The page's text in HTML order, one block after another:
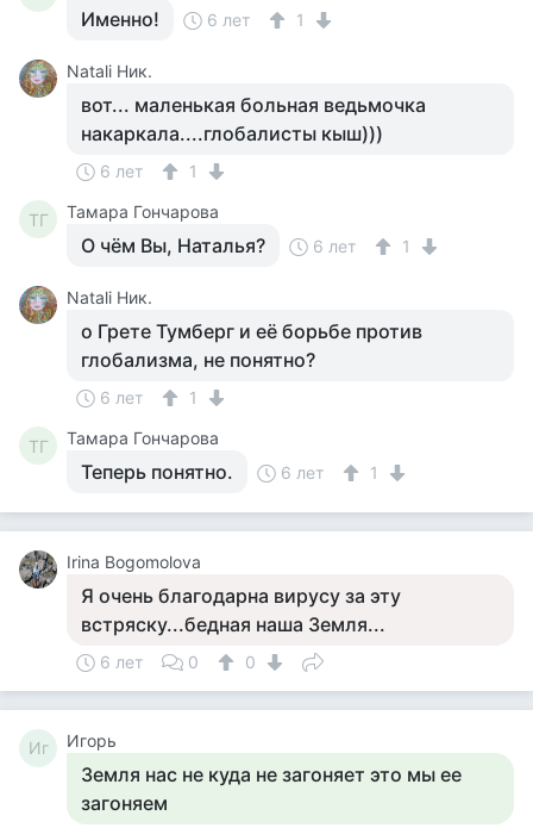
Именно! 6 лет 1
Natali Ник.
вот... маленькая больная ведьмочка
накаркала....глобалисты кыш)))
6 лет 1
ТГ Тамара Гончарова
О чём Вы, Наталья? 6 лет 1
Natali Ник.
о Грете Тумберг и её борьбе против
глобализма, не понятно?
6 лет 1
ТГ Тамара Гончарова
Теперь понятно. 6 лет 1
Irina Bogomolova
Я очень благодарна вирусу за эту
встряску...бедная наша Земля...
6 лет 0 0
Иг Игорь
Земля нас не куда не загоняет это мы ее
загоняем